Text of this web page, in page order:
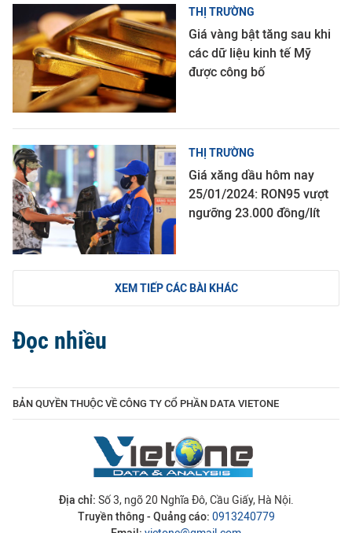
THỊ TRƯỜNG
Giá vàng bật tăng sau khi
các dữ liệu kinh tế Mỹ
được công bố
THỊ TRƯỜNG
Giá xăng dầu hôm nay
25/01/2024: RON95 vượt
ngưỡng 23.000 đồng/lít
XEM TIẾP CÁC BÀI KHÁC
Đọc nhiều
BẢN QUYỀN THUỘC VỀ CÔNG TY CỔ PHẦN DATA VIETONE
Địa chỉ: Số 3, ngõ 20 Nghĩa Đô, Cầu Giấy, Hà Nội.
Truyền thông - Quảng cáo: 0913240779